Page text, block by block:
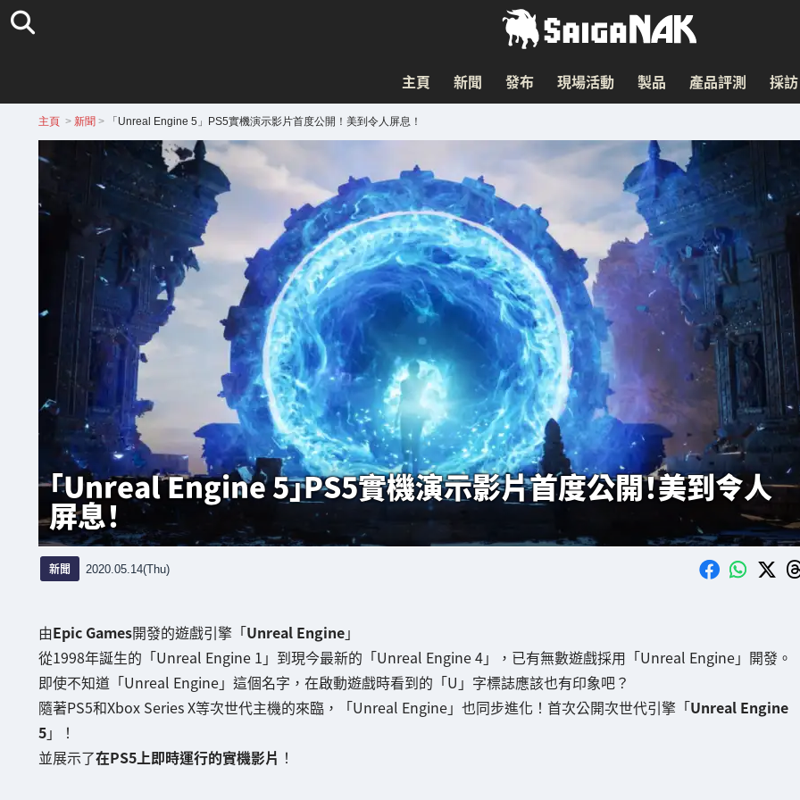
主頁 新聞 發布 現場活動 製品 產品評測 採訪
主頁 > 新聞 > 「Unreal Engine 5」PS5實機演示影片首度公開！美到令人屏息！
「Unreal Engine 5」PS5實機演示影片首度公開！美到令人
屏息！
新聞 2020.05.14(Thu)
由Epic Games開發的遊戲引擎「Unreal Engine」
從1998年誕生的「Unreal Engine 1」到現今最新的「Unreal Engine 4」，已有無數遊戲採用「Unreal Engine」開發。
即使不知道「Unreal Engine」這個名字，在啟動遊戲時看到的「U」字標誌應該也有印象吧？
隨著PS5和Xbox Series X等次世代主機的來臨，「Unreal Engine」也同步進化！首次公開次世代引擎「Unreal Engine
5」！
並展示了在PS5上即時運行的實機影片 ！